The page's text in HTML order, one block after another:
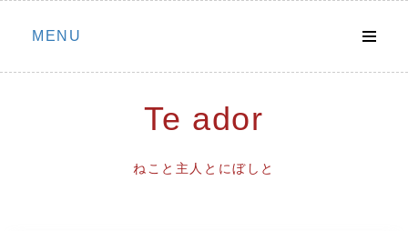
Skip
MENU
Te ador
ねこと主人とにぼしと